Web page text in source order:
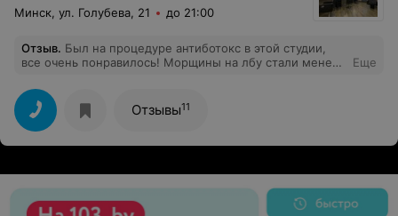
Минск, ул. Голубева, 21 до 21:00
Отзыв. Был на процедуре антиботокс в этой студии,
все очень понравилось! Морщины на лбу стали менее
хорошей косметике. Спасибо большое за процедуру!
Еще
Отзывы11